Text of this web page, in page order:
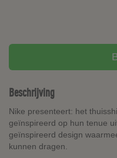
Beschrijving
Nike presenteert: het
geïnspireerd op hun tenue
geïnspireerd design
kunnen dragen.